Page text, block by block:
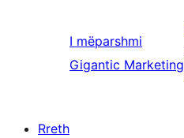
I mëparshmi
Gigantic Marketing
Rreth